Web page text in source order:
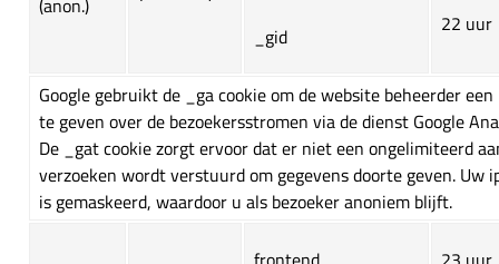
_gid
22 uur
Google gebruikt de _ga cookie om de website beheerder een
te geven over de bezoekersstromen via de dienst Google
De _gat cookie zorgt ervoor dat er niet een ongelimiteerd
verzoeken wordt verstuurd om gegevens doorte geven. Uw
is gemaskeerd, waardoor u als bezoeker anoniem blijft.